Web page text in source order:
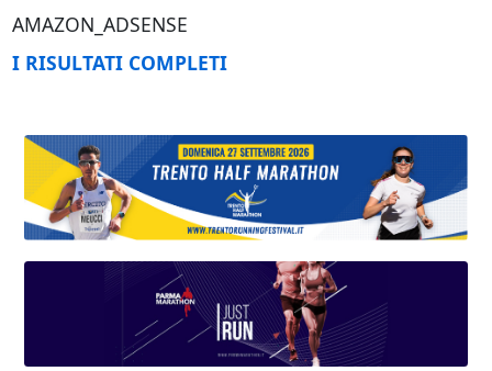
AMAZON_ADSENSE
I RISULTATI COMPLETI